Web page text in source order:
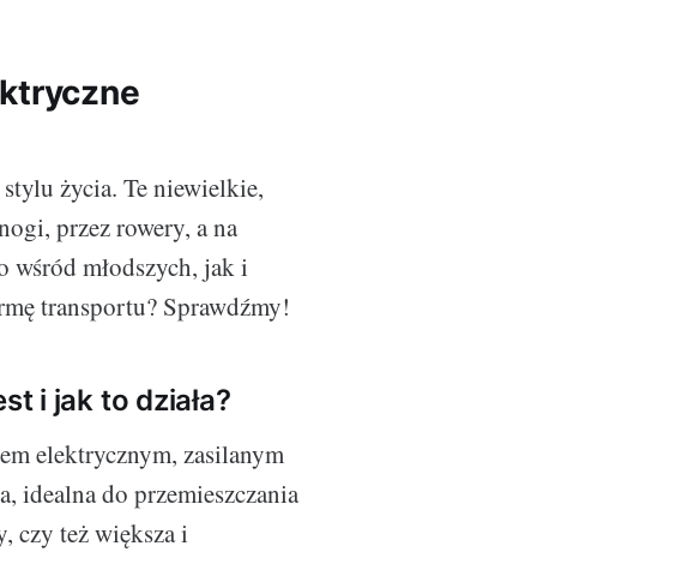
życia. Te niewielkie,
przez rowery, a na
młodszych, jak i
transportu? Sprawdźmy!
i jak to działa?
elektrycznym, zasilanym
idealna do przemieszczania
czy też większa i